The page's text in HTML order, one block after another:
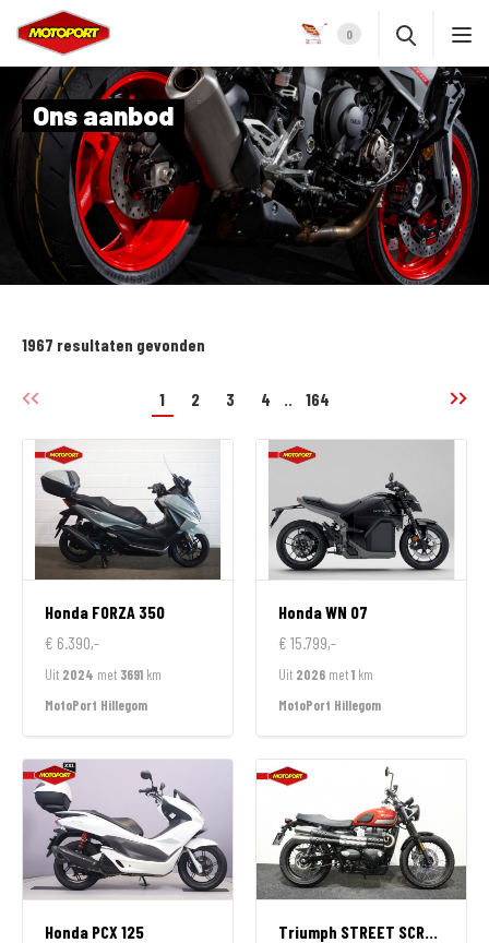
0
Ons aanbod
1967 resultaten gevonden
1 2 3 4 .. 164
Honda FORZA 350
€ 6.390,-
Uit 2024 met 3691 km
MotoPort Hillegom
HondaWN 07
€ 15.799,-
Uit 2026 met1 km
MotoPort Hillegom
Honda PCX 125
Triumph STREET SCRAMBLER 900